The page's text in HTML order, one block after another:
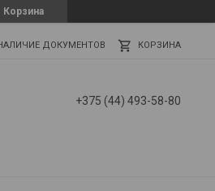
Корзина
ДОКУМЕНТОВ КОРЗИНА
+375 (44) 493-58-80